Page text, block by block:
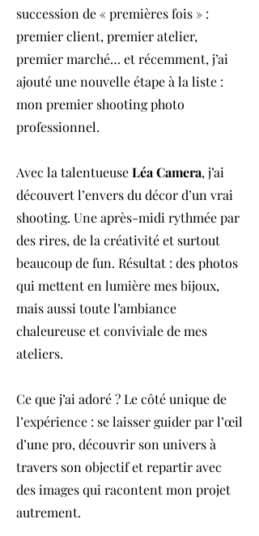
succession de « premières fois » :
premier client, premier atelier,
premier marché… et récemment, j’ai
ajouté une nouvelle étape à la liste :
mon premier shooting photo
professionnel.
Avec la talentueuseLéa Camera, j’ai
découvert l’envers du décor d’un vrai
shooting. Une après-midi rythmée par
des rires, de la créativité et surtout
beaucoup de fun. Résultat : des photos
qui mettent en lumière mes bijoux,
mais aussi toute l’ambiance
chaleureuse et conviviale de mes
ateliers.
Ce que j’ai adoré ? Le côté unique de
l’expérience : se laisser guider par l’œil
d’une pro, découvrir son univers à
travers son objectif et repartir avec
des images qui racontent mon projet
autrement.